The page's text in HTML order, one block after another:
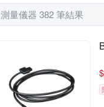
測量儀器 382 筆結果
$